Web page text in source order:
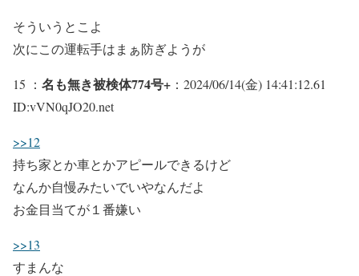
そういうとこよ
次にこの運転手はまぁ防ぎようが
15 ： 名も無き被検体774号+ ：2024/06/14(金) 14:41:12.61
ID:vVN0qJO20.net
>>12
持ち家とか車とかアピールできるけど
なんか自慢みたいでいやなんだよ
お金目当てが１番嫌い
>>13
すまんな